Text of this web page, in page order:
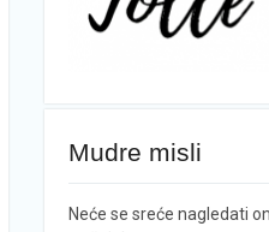
Mudre misli
Neće se sreće nagledati